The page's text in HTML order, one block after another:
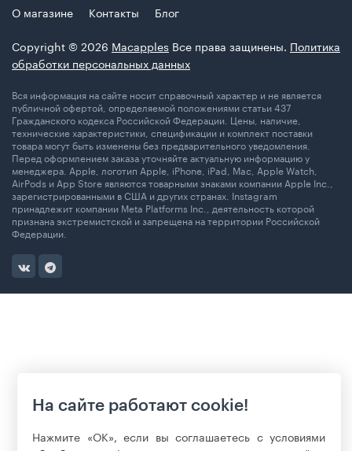
О магазине
Контакты
Блог
Copyright © 2026 Macapples Все права защинены. Политика
обработки персональных данных
Вся информация на сайте носит справочный характер и не является
публичной офертой, определяемой положениями статьи 437
Гражданского кодекса Российской Федерации. Цены, наличие,
технические характеристики, спецификации и комплект поставки
товара могут быть изменены без предварительного уведомления.
Перед оформлением заказа уточняйте актуальную информацию у
менеджера. Apple, логотип Apple, iPhone, iPad, Mac, Apple Watch,
AirPods и App Store являются товарными знаками компании Apple Inc.,
зарегистрированными в США и других странах. Instagram
принадлежит компании Meta Platforms Inc., деятельность которой
признана экстремистской и запрещена на территории Российской
Федерации.
На сайте работают cookie!
Нажмите «ОК», если вы соглашаетесь с условиями